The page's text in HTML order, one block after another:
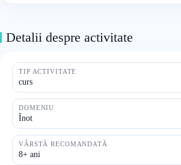
Detalii despre activitate
TIP ACTIVITATE
curs
DOMENIU
Înot
VÂRSTĂ RECOMANDATĂ
8+ ani